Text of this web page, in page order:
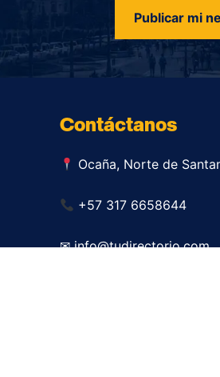
Publicar mi
Contáctanos
Ocaña, Norte de
+57 317 6658644
✉ info@tudirectorio.com